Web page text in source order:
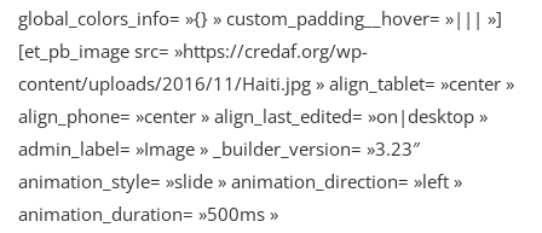
global_colors_info= »{} » custom_padding__hover= »||| »]
[et_pb_image src= »https://credaf.org/wp-
content/uploads/2016/11/Haiti.jpg » align_tablet= »center »
align_phone= »center » align_last_edited= »on|desktop »
admin_label= »Image » _builder_version= »3.23″
animation_style= »slide » animation_direction= »left »
animation_duration= »500ms »